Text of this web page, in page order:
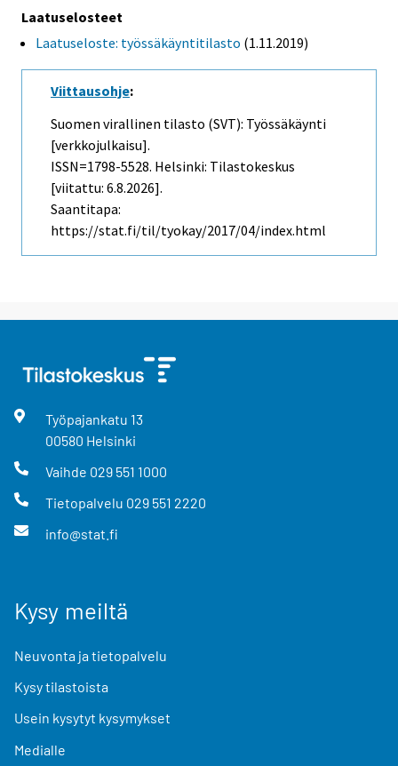
Laatuselosteet
Laatuseloste: työssäkäyntitilasto (1.11.2019)
Viittausohje:
Suomen virallinen tilasto (SVT): Työssäkäynti
[verkkojulkaisu].
ISSN=1798-5528. Helsinki: Tilastokeskus
[viitattu: 6.8.2026].
Saantitapa:
https://stat.fi/til/tyokay/2017/04/index.html
Työpajankatu 13
00580 Helsinki
Vaihde 029 551 1000
Tietopalvelu 029 551 2220
info@stat.fi
Kysy meiltä
Neuvonta ja tietopalvelu
Kysy tilastoista
Usein kysytyt kysymykset
Medialle